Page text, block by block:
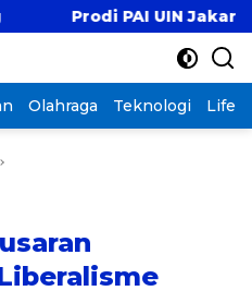
PAI UIN Jakarta Genjot
Olahraga Teknologi